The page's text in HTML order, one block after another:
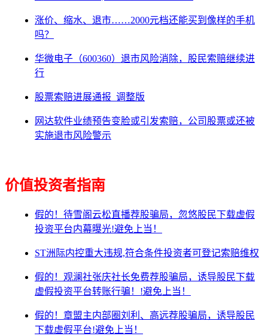
涨价、缩水、退市……2000元档还能买到像样的手机
吗？
华微电子（600360）退市风险消除，股民索赔继续进
行
股票索赔进展通报_调整版
网达软件业绩预告变脸或引发索赔，公司股票或还被
实施退市风险警示
价值投资者指南
假的！待雪阁云松直播荐股骗局，忽悠股民下载虚假
投资平台内幕曝光!避免上当！
ST洲际内控重大违规,符合条件投资者可登记索赔维权
假的！观澜社张庆社长免费荐股骗局，诱导股民下载
虚假投资平台转账行骗！!避免上当！
假的！章盟主内部圈刘利、高远荐股骗局，诱导股民
下载虚假平台!避免上当！